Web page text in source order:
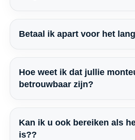
Betaal ik apart voor het
Hoe weet ik dat jullie
betrouwbaar zijn?
Kan ik u ook bereiken als
is??